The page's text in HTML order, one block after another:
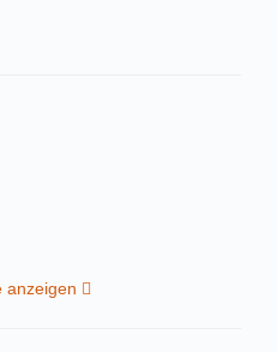
anzeigen